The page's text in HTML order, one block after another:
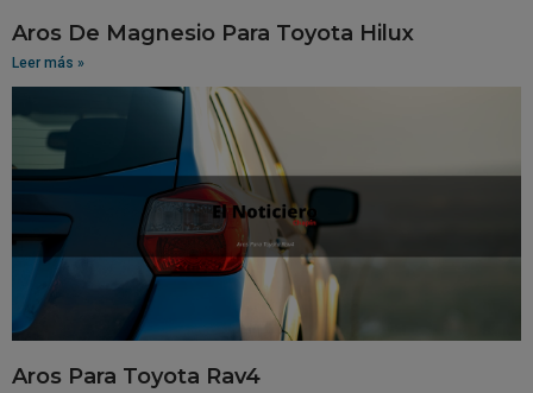
Aros De Magnesio Para Toyota Hilux
Leer más »
Aros Para Toyota Rav4